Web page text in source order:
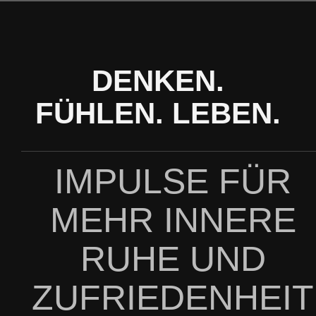
DENKEN.
FÜHLEN. LEBEN.
IMPULSE FÜR
MEHR INNERE
RUHE UND
ZUFRIEDENHEIT